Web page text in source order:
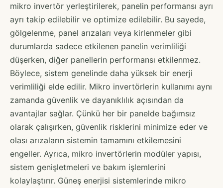
mikro invertör yerleştirilerek, panelin performansı ayrı
ayrı takip edilebilir ve optimize edilebilir. Bu sayede,
gölgelenme, panel arızaları veya kirlenmeler gibi
durumlarda sadece etkilenen panelin verimliliği
düşerken, diğer panellerin performansı etkilenmez.
Böylece, sistem genelinde daha yüksek bir enerji
verimliliği elde edilir. Mikro invertörlerin kullanımı aynı
zamanda güvenlik ve dayanıklılık açısından da
avantajlar sağlar. Çünkü her bir panelde bağımsız
olarak çalışırken, güvenlik risklerini minimize eder ve
olası arızaların sistemin tamamını etkilemesini
engeller. Ayrıca, mikro invertörlerin modüler yapısı,
sistem genişletmeleri ve bakım işlemlerini
kolaylaştırır. Güneş enerjisi sistemlerinde mikro